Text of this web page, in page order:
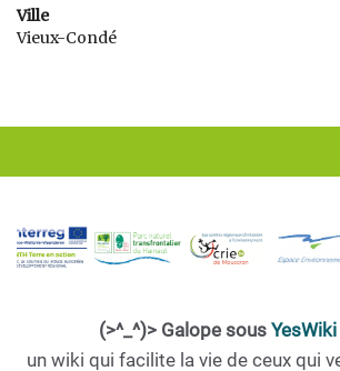
Ville
Vieux-Condé